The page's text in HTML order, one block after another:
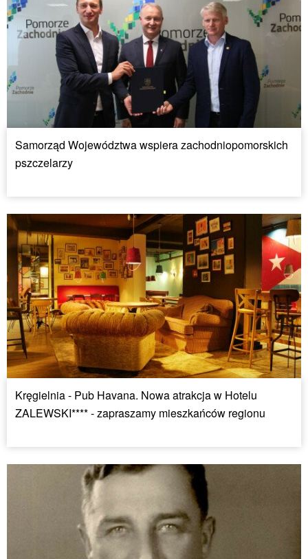
Samorząd Województwa wspiera zachodniopomorskich
pszczelarzy
Kręgielnia - Pub Havana. Nowa atrakcja w Hotelu
ZALEWSKI**** - zapraszamy mieszkańców regionu